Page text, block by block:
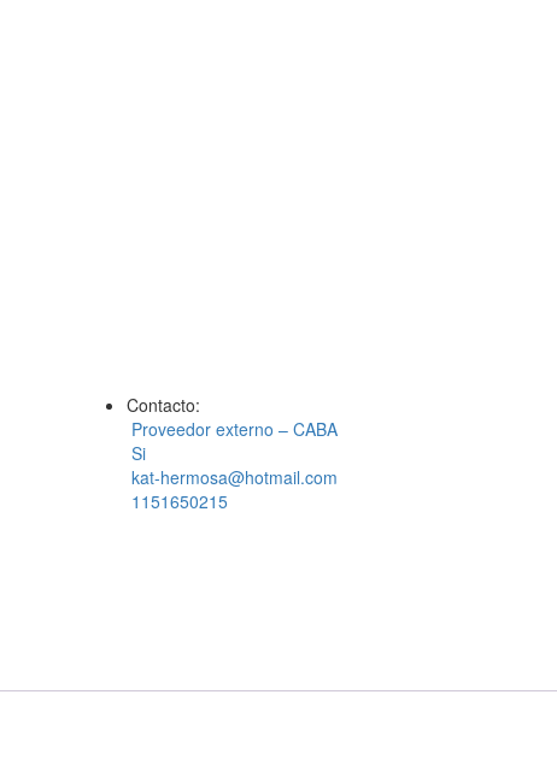
Contacto:
Proveedor externo – CABA
Si
kat-hermosa@hotmail.com
1151650215